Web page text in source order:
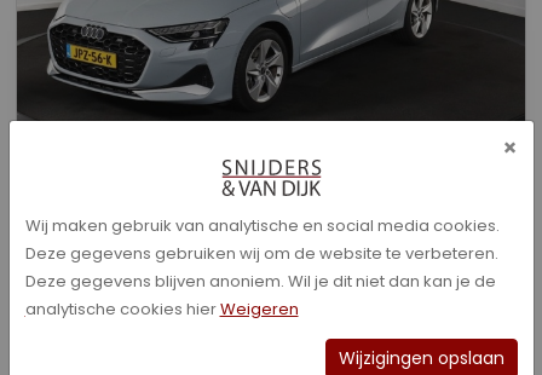
Audi A3 - Sportback 40 TFSI e Advanced edition
Bouwjaar
01-2026
Kilometerstand
×
Wij maken gebruik van analytische en social media cookies.
Deze gegevens gebruiken wij om de website te verbeteren.
Deze gegevens blijven anoniem. Wil je dit niet dan kan je de
analytische cookies hierWeigeren
Wijzigingen opslaan